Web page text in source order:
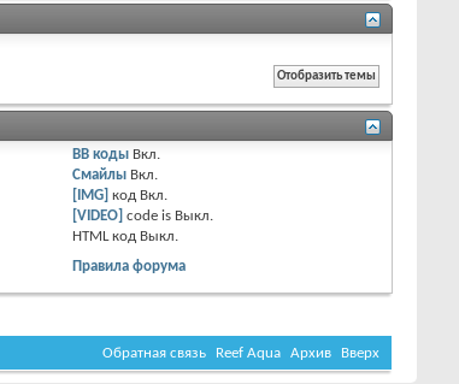
BB коды Вкл.
Смайлы Вкл.
[IMG] код Вкл.
[VIDEO] code is Выкл.
HTML код Выкл.
Правила форума
Обратная связь Reef Aqua Архив Вверх